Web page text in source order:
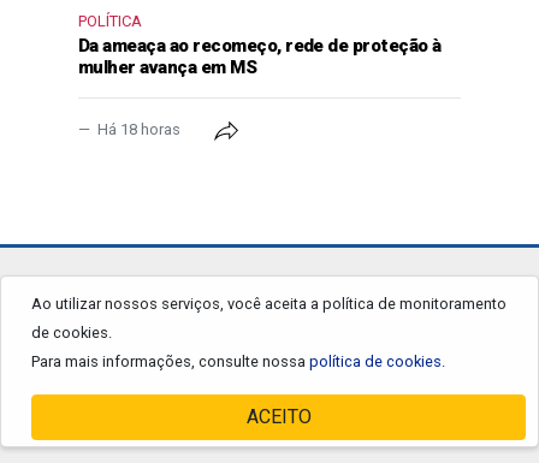
POLÍTICA
Da ameaça ao recomeço, rede de proteção à
mulher avança em MS
Há 18 horas
Ao utilizar nossos serviços, você aceita a política de monitoramento
de cookies.
Para mais informações, consulte nossa política de cookies.
ACEITO
jornalgrandourados.com.br